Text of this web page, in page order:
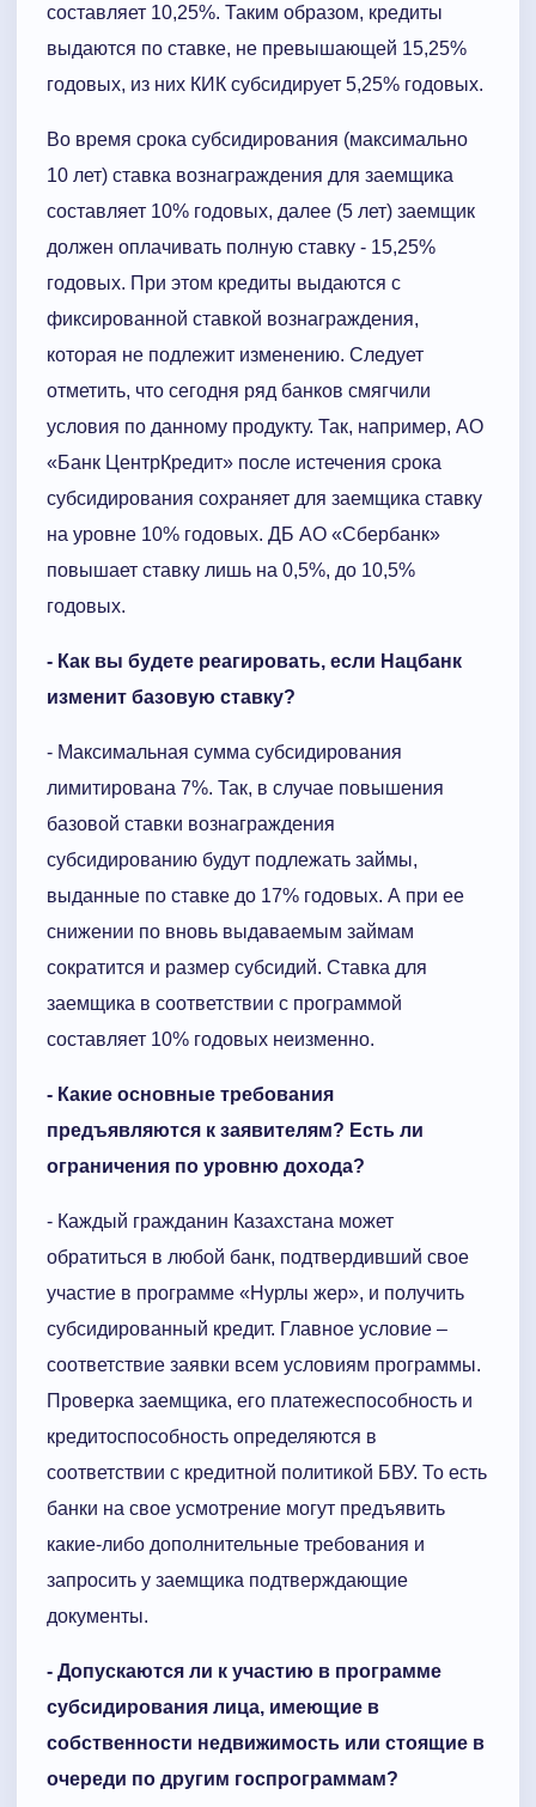
составляет 10,25%. Таким образом, кредиты
выдаются по ставке, не превышающей 15,25%
годовых, из них КИК субсидирует 5,25% годовых.
Во время срока субсидирования (максимально
10 лет) ставка вознаграждения для заемщика
составляет 10% годовых, далее (5 лет) заемщик
должен оплачивать полную ставку - 15,25%
годовых. При этом кредиты выдаются с
фиксированной ставкой вознаграждения,
которая не подлежит изменению. Следует
отметить, что сегодня ряд банков смягчили
условия по данному продукту. Так, например, АО
«Банк ЦентрКредит» после истечения срока
субсидирования сохраняет для заемщика ставку
на уровне 10% годовых. ДБ АО «Сбербанк»
повышает ставку лишь на 0,5%, до 10,5%
годовых.
- Как вы будете реагировать, если Нацбанк
изменит базовую ставку?
- Максимальная сумма субсидирования
лимитирована 7%. Так, в случае повышения
базовой ставки вознаграждения
субсидированию будут подлежать займы,
выданные по ставке до 17% годовых. А при ее
снижении по вновь выдаваемым займам
сократится и размер субсидий. Ставка для
заемщика в соответствии с программой
составляет 10% годовых неизменно.
- Какие основные требования
предъявляются к заявителям? Есть ли
ограничения по уровню дохода?
- Каждый гражданин Казахстана может
обратиться в любой банк, подтвердивший свое
участие в программе «Нурлы жер», и получить
субсидированный кредит. Главное условие –
соответствие заявки всем условиям программы.
Проверка заемщика, его платежеспособность и
кредитоспособность определяются в
соответствии с кредитной политикой БВУ. То есть
банки на свое усмотрение могут предъявить
какие-либо дополнительные требования и
запросить у заемщика подтверждающие
документы.
- Допускаются ли к участию в программе
субсидирования лица, имеющие в
собственности недвижимость или стоящие в
очереди по другим госпрограммам?